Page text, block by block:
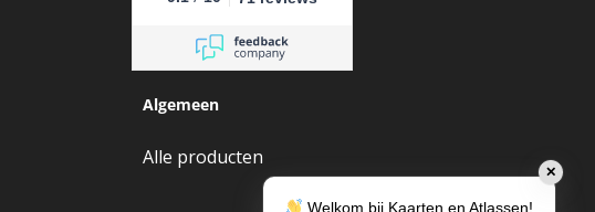
Algemeen
Alle producten
✕
Welkom bij Kaarten en Atlassen!